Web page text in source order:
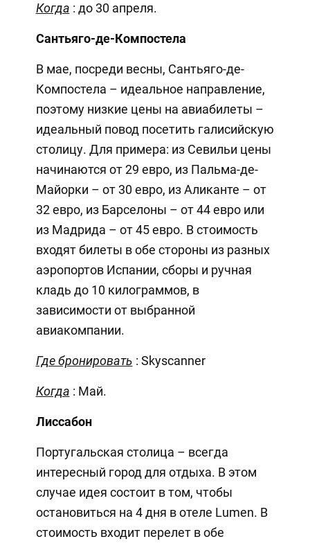
Когда : до 30 апреля.
Сантьяго-де-Компостела
В мае, посреди весны, Сантьяго-де-
Компостела – идеальное направление,
поэтому низкие цены на авиабилеты –
идеальный повод посетить галисийскую
столицу. Для примера: из Севильи цены
начинаются от 29 евро, из Пальма-де-
Майорки – от 30 евро, из Аликанте – от
32 евро, из Барселоны – от 44 евро или
из Мадрида – от 45 евро. В стоимость
входят билеты в обе стороны из разных
аэропортов Испании, сборы и ручная
кладь до 10 килограммов, в
зависимости от выбранной
авиакомпании.
Где бронировать : Skyscanner
Когда : Май.
Лиссабон
Португальская столица – всегда
интересный город для отдыха. В этом
случае идея состоит в том, чтобы
остановиться на 4 дня в отеле Lumen. В
стоимость входит перелет в обе